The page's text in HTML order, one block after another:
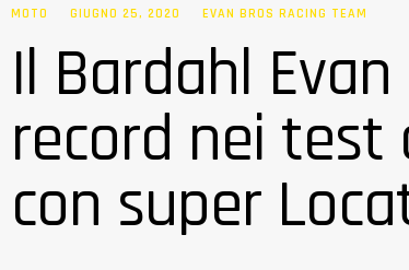
MOTO GIUGNO 25, 2020 EVAN BROS RACING TEAM
Il Bardahl
record nei test
con super